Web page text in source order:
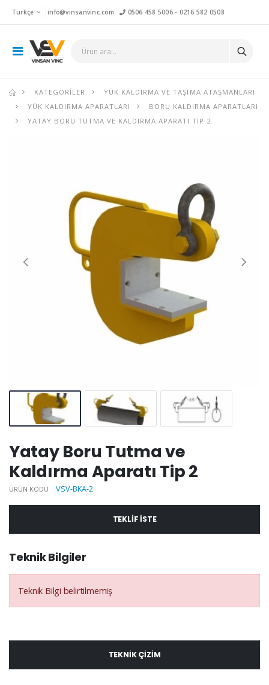
Türkçe info@vinsanvinc.com 0506 458 5006- 0216 582 0508
KATEGORILER
YÜK KALDIRMA VE TAŞIMA ATAŞMANLARI
YÜK KALDIRMA APARATLARI
BORU KALDIRMA APARATLARI
YATAY BORU TUTMA VE KALDIRMA APARATI TIP 2
Yatay Boru Tutma ve
Kaldırma Aparatı Tip 2
ÜRÜN KODU VSV-BKA-2
TEKLIF ISTE
Teknik Bilgiler
Teknik Bilgi belirtilmemiş
TEKNIK ÇIZIM